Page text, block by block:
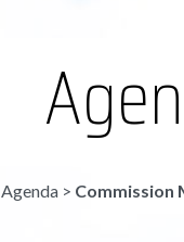
Agenda > Commission